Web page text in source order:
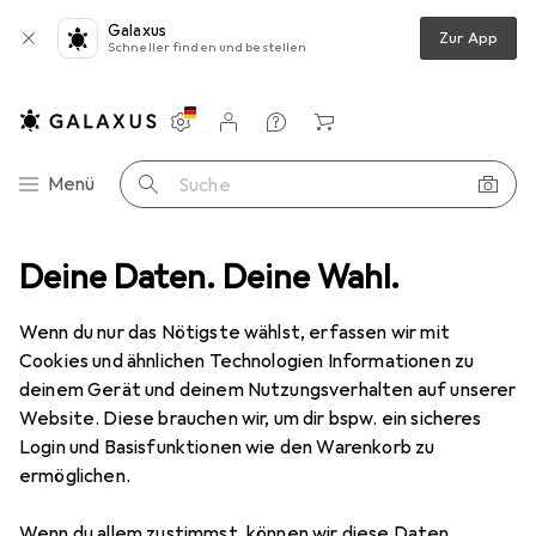
Deine Daten. Deine Wahl.
Wenn du nur das Nötigste wählst, erfassen wir mit
Cookies und ähnlichen Technologien Informationen zu
deinem Gerät und deinem Nutzungsverhalten auf unserer
Website. Diese brauchen wir, um dir bspw. ein sicheres
Login und Basisfunktionen wie den Warenkorb zu
ermöglichen.
Galaxus
Schneller finden und bestellen Zur App
Navigation nach Kategorien
Menü Suche
Einstellungen
Kundenkonto
Vergleichslisten
Merklisten
Warenkorb
Server + Zubehör USV Powerwalker VI 1500 LCD USV
9 Bilder
Powerwalker VI 1500 LCD USV
EUR
194,27